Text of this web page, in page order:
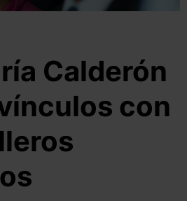
Calderón
con